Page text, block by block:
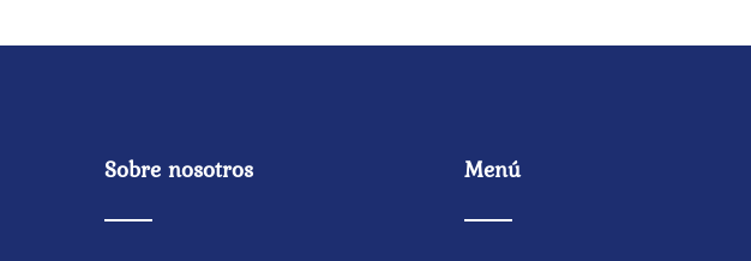
Sobre nosotros Menú